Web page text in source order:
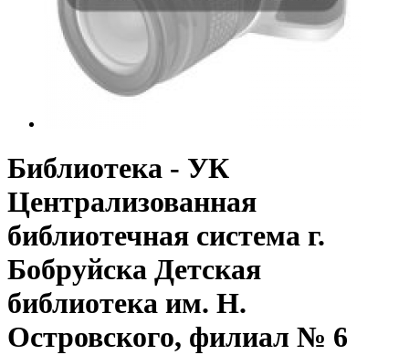
Библиотека - УК
Централизованная
библиотечная система г.
Бобруйска Детская
библиотека им. Н.
Островского, филиал № 6